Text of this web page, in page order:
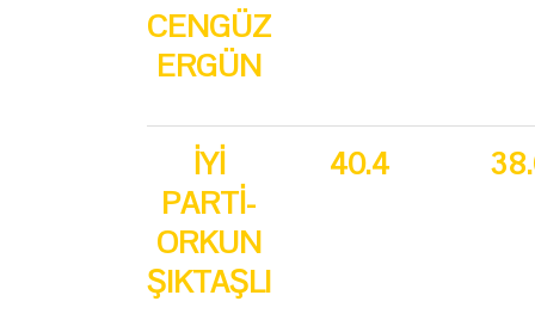
CENGÜZ
ERGÜN
İYİ
PARTİ-
ORKUN
ŞIKTAŞLI
40.4